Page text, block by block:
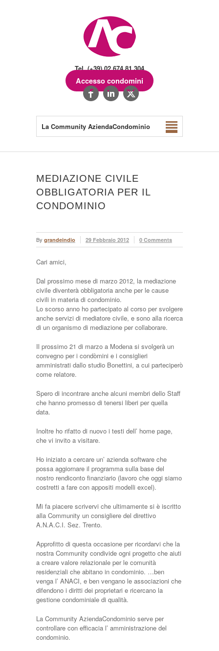
Tel. (+39) 02.674.81.304
Accesso condomini
La Community AziendaCondominio
MEDIAZIONE CIVILE
OBBLIGATORIA PER IL
CONDOMINIO
By grandeindio 29 Febbraio 2012 0 Comments
Cari amici,
Dal prossimo mese di marzo 2012, la mediazione
civile diventerà obbligatoria anche per le cause
civili in materia di condominio.
Lo scorso anno ho partecipato al corso per svolgere
anche servizi di mediatore civile, e sono alla ricerca
di un organismo di mediazione per collaborare.
Il prossimo 21 di marzo a Modena si svolgerà un
convegno per i condòmini e i consiglieri
amministrati dallo studio Bonettini, a cui parteciperò
come relatore.
Spero di incontrare anche alcuni membri dello Staff
che hanno promesso di tenersi liberi per quella
data.
Inoltre ho rifatto di nuovo i testi dell’ home page,
che vi invito a visitare.
Ho iniziato a cercare un’ azienda software che
possa aggiornare il programma sulla base del
nostro rendiconto finanziario (lavoro che oggi siamo
costretti a fare con appositi modelli excel).
Mi fa piacere scrivervi che ultimamente si è iscritto
alla Community un consigliere del direttivo
A.N.A.C.I. Sez. Trento.
Approfitto di questa occasione per ricordarvi che la
nostra Community condivide ogni progetto che aiuti
a creare valore relazionale per le comunità
residenziali che abitano in condominio. …ben
venga l’ ANACI, e ben vengano le associazioni che
difendono i diritti dei proprietari e ricercano la
gestione condominiale di qualità.
La Community AziendaCondominio serve per
controllare con efficacia l’ amministrazione del
condominio.